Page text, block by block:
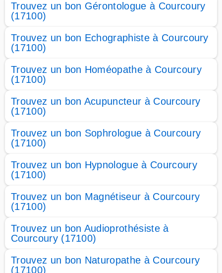
Trouvez un bon Gérontologue à Courcoury
(17100)
Trouvez un bon Echographiste à Courcoury
(17100)
Trouvez un bon Homéopathe à Courcoury
(17100)
Trouvez un bon Acupuncteur à Courcoury
(17100)
Trouvez un bon Sophrologue à Courcoury
(17100)
Trouvez un bon Hypnologue à Courcoury
(17100)
Trouvez un bon Magnétiseur à Courcoury
(17100)
Trouvez un bon Audioprothésiste à
Courcoury (17100)
Trouvez un bon Naturopathe à Courcoury
(17100)